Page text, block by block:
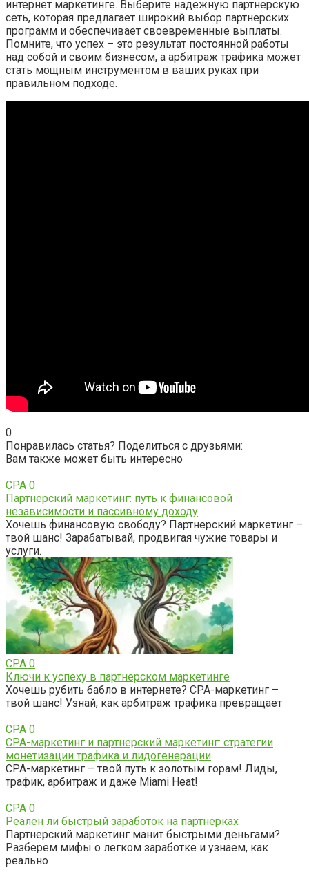
интернет маркетинге. Выберите надежную партнерскую
сеть, которая предлагает широкий выбор партнерских
программ и обеспечивает своевременные выплаты.
Помните, что успех – это результат постоянной работы
над собой и своим бизнесом, а арбитраж трафика может
стать мощным инструментом в ваших руках при
правильном подходе.
0
Понравилась статья? Поделиться с друзьями:
Вам также может быть интересно
CPA 0
Партнерский маркетинг: путь к финансовой
независимости и пассивному доходу
Хочешь финансовую свободу? Партнерский маркетинг –
твой шанс! Зарабатывай, продвигая чужие товары и
услуги.
CPA 0
Ключи к успеху в партнерском маркетинге
Хочешь рубить бабло в интернете? CPA-маркетинг –
твой шанс! Узнай, как арбитраж трафика превращает
CPA 0
CPA-маркетинг и партнерский маркетинг: стратегии
монетизации трафика и лидогенерации
CPA-маркетинг – твой путь к золотым горам! Лиды,
трафик, арбитраж и даже Miami Heat!
CPA 0
Реален ли быстрый заработок на партнерках
Партнерский маркетинг манит быстрыми деньгами?
Разберем мифы о легком заработке и узнаем, как
реально